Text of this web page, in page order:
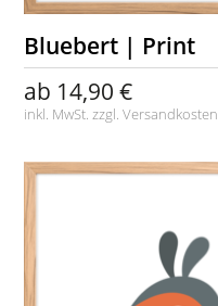
Bluebert | Print
ab 14,90 €
inkl. MwSt. zzgl.Versandkosten